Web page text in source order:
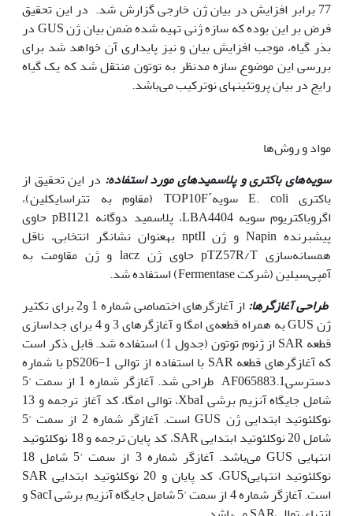
77 برابر افزایش در بیان ژن خارجی گزارش شد. در این تحقیق
فرض بر این بوده که سازه ژنی تهیه شده ضمن بیان ژن GUS در
بذر گیاه، موجب افزایش بیان و نیز پایداری آن خواهد شد برای
بررسی این موضوع سازه مدنظر به توتون منتقل شد که یک گیاه
رایج در بیان پروتئین‫های نوترکیب می‌باشد.
مواد و روش‌ها
سویه‌های باکتری و پلاسمید‌های مورد استفاده: در این تحقیق از
باکتری E. coli سویه´TOP10F (مقاوم به تتراسایکلین)،
اگروباکتریوم سویه LBA4404، پلاسمید دوگانه pBI121 حاوی
پیشبرنده Napin و ژن nptII به‫عنوان نشانگر انتخابی، ناقل
همسانه‌سازی pTZ57R/T حاوی ژن lacz و ژن مقاومت به
آمپی‌سیلین (شرکت Fermentase) استفاده شد.
طراحی آغازگر‌ها:
از آغازگرهای اختصاصی شماره 1 و2 برای تکثیر
ژن GUS به همراه قطعه‌ی امگا و آغازگرهای 3 و 4 برای جداسازی
قطعه SAR از ژنوم توتون (جدول 1) استفاده شد. قابل ذکر است
که آغازگرهای قطعه SAR با استفاده از توالی pS206-1 با شماره
دسترسیAF065883.1 طراحی شد. آغازگر شماره 1 از سمت '5
شامل جایگاه آنزیم برشی XbaI، توالی امگا، کد آغاز ترجمه و 13
نوکلئوتید ابتدایی ژن GUS است. آغازگر شماره 2 از سمت '5
شامل 20 نوکلئوتید ابتدایی SAR، کد پایان ترجمه و 18 نوکلئوتید
انتهایی GUS می‌باشد. آغازگر شماره 3 از سمت '5 شامل 18
نوکلئوتید انتهاییGUS، کد پایان و 20 نوکلئوتید ابتدایی SAR
است. آغازگر شماره 4 از سمت '5 شامل جایگاه آنزیم برشی SacI و